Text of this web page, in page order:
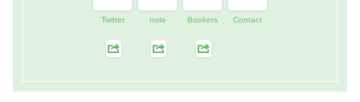
Twitter note Bookers Contact